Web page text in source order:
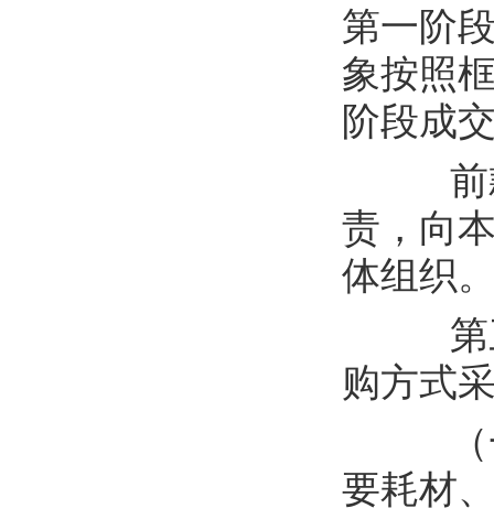
第一阶
象按照
阶段成
责，向
体组织
购方式
要耗材